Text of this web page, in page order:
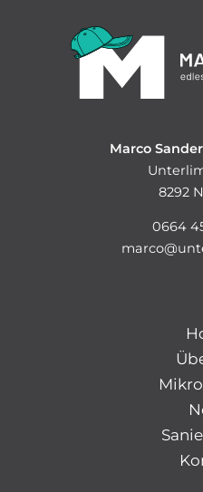
Marco
8292
0664